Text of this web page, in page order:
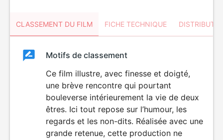
CLASSEMENT DU FILM FICHE TECHNIQUE
ClassementClassement
Motifs de classement
Ce film illustre, avec finesse et doigté,
une brève rencontre qui pourtant
bouleverse intérieurement la vie de deux
êtres. Ici tout repose sur l’humour, les
regards et les non-dits. Réalisée avec une
grande retenue, cette production ne